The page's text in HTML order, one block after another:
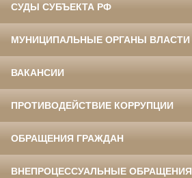
СУДЫ СУБЪЕКТА РФ
МУНИЦИПАЛЬНЫЕ ОРГАНЫ ВЛАСТИ
ВАКАНСИИ
ПРОТИВОДЕЙСТВИЕ КОРРУПЦИИ
ОБРАЩЕНИЯ ГРАЖДАН
ВНЕПРОЦЕССУАЛЬНЫЕ ОБРАЩЕНИЯ